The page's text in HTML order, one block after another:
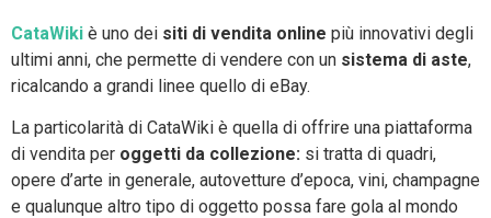
CataWiki è uno dei siti di vendita online più innovativi degli
ultimi anni, che permette di vendere con un sistema di aste,
ricalcando a grandi linee quello di eBay.
La particolarità di CataWiki è quella di offrire una piattaforma
di vendita per oggetti da collezione: si tratta di quadri,
opere d’arte in generale, autovetture d’epoca, vini, champagne
e qualunque altro tipo di oggetto possa fare gola al mondo